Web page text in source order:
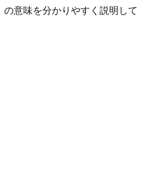
の意味を分かりやすく説明して